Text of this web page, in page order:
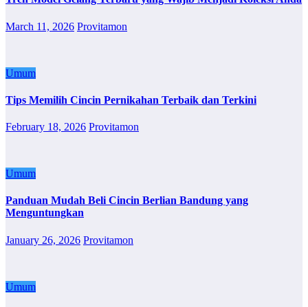
March 11, 2026 Provitamon
Umum
Tips Memilih Cincin Pernikahan Terbaik dan Terkini
February 18, 2026 Provitamon
Umum
Panduan Mudah Beli Cincin Berlian Bandung yang
Menguntungkan
January 26, 2026 Provitamon
Umum